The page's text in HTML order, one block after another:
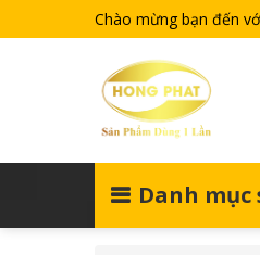
Chào mừng bạn đến
Danh mục